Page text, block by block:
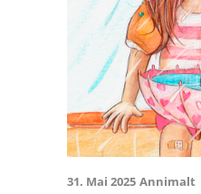
31. Mai 2025 Annimalt